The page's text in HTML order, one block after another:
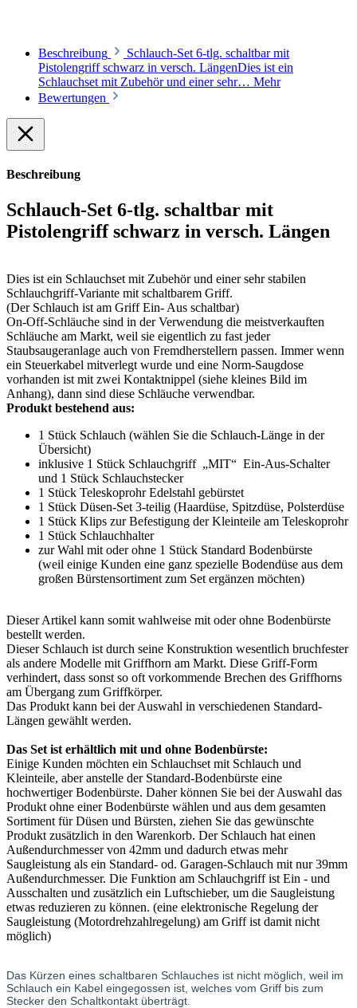
Beschreibung
Schlauch-Set 6-tlg. schaltbar mit
Pistolengriff schwarz in versch. LängenDies ist ein
Schlauchset mit Zubehör und einer sehr… Mehr
Bewertungen
Beschreibung
Schlauch-Set 6-tlg. schaltbar mit
Pistolengriff schwarz in versch. Längen
Dies ist ein Schlauchset mit Zubehör und einer sehr stabilen
Schlauchgriff-Variante mit schaltbarem Griff.
(Der Schlauch ist am Griff Ein- Aus schaltbar)
On-Off-Schläuche sind in der Verwendung die meistverkauften
Schläuche am Markt, weil sie eigentlich zu fast jeder
Staubsaugeranlage auch von Fremdherstellern passen. Immer wenn
ein Steuerkabel mitverlegt wurde und eine Norm-Saugdose
vorhanden ist mit zwei Kontaktnippel (siehe kleines Bild im
Anhang), dann sind diese Schläuche verwendbar.
Produkt bestehend aus:
1 Stück Schlauch (wählen Sie die Schlauch-Länge in der
Übersicht)
inklusive 1 Stück Schlauchgriff „MIT“ Ein-Aus-Schalter
und 1 Stück Schlauchstecker
1 Stück Teleskoprohr Edelstahl gebürstet
1 Stück Düsen-Set 3-teilig (Haardüse, Spitzdüse, Polsterdüse
1 Stück Klips zur Befestigung der Kleinteile am Teleskoprohr
1 Stück Schlauchhalter
zur Wahl mit oder ohne 1 Stück Standard Bodenbürste
(weil einige Kunden eine ganz spezielle Bodendüse aus dem
großen Bürstensortiment zum Set ergänzen möchten)
Dieser Artikel kann somit wahlweise mit oder ohne Bodenbürste
bestellt werden.
Dieser Schlauch ist durch seine Konstruktion wesentlich bruchfester
als andere Modelle mit Griffhorn am Markt. Diese Griff-Form
verhindert, dass sonst so oft vorkommende Brechen des Griffhorns
am Übergang zum Griffkörper.
Das Produkt kann bei der Auswahl in verschiedenen Standard-
Längen gewählt werden.
Das Set ist erhältlich mit und ohne Bodenbürste:
Einige Kunden möchten ein Schlauchset mit Schlauch und
Kleinteile, aber anstelle der Standard-Bodenbürste eine
hochwertiger Bodenbürste. Daher können Sie bei der Auswahl das
Produkt ohne einer Bodenbürste wählen und aus dem gesamten
Sortiment für Düsen und Bürsten, ziehen Sie das gewünschte
Produkt zusätzlich in den Warenkorb. Der Schlauch hat einen
Außendurchmesser von 42mm und dadurch etwas mehr
Saugleistung als ein Standard- od. Garagen-Schlauch mit nur 39mm
Außendurchmesser. Die Funktion am Schlauchgriff ist Ein - und
Ausschalten und zusätzlich ein Luftschieber, um die Saugleistung
etwas reduzieren zu können. (eine elektronische Regelung der
Saugleistung (Motordrehzahlregelung) am Griff ist damit nicht
möglich)
Das Kürzen eines schaltbaren Schlauches ist nicht möglich, weil im
Schlauch ein Kabel eingegossen ist, welches vom Griff bis zum
Stecker den Schaltkontakt überträgt.